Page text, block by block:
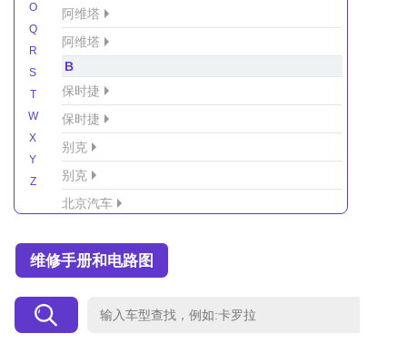
O
Q
R
S
T
W
X
Y
Z
阿维塔
阿维塔
B
保时捷
保时捷
别克
别克
北京汽车
北京越野车
北汽制造
维修手册和电路图